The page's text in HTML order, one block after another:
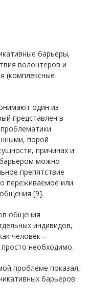
барьеры,
волонтеров и
(комплексные
один из
представлен в
порой
причинах и
можно
препятствие
переживаемое или
[9].
общения
индивидов,
человек –
необходимо.
проблеме показал,
барьеров